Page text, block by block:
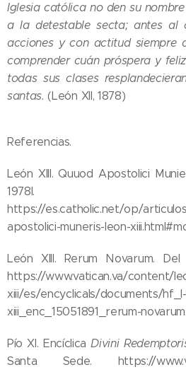
Iglesia católica no den su
a la detestable secta; antes al
acciones y con actitud siempre
comprender cuán próspera y
todas sus clases
santas. (León XII, 1878)
Referencias.
León XIII. Quuod Apostolici
1978l.
https://es.catholic.net/op/
apostolici-muneris-leon-
León XIII. Rerum Novarum.
https://www.vatican.va/content/
xiii/es/encyclicals/documents/hf_l-
xiii_enc_15051891_rerum-
Pío XI. EncíclicaDivini
Santa Sede. https://